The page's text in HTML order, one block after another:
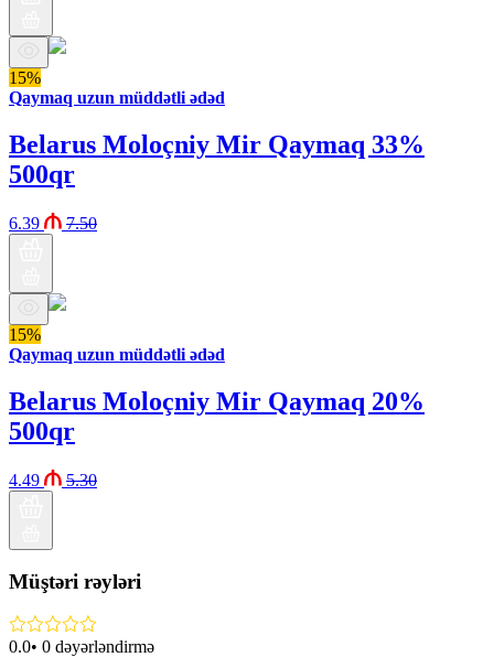
15%
Qaymaq uzun müddətli ədəd
Belarus Moloçniy Mir Qaymaq 33%
500qr
6.39 7.50
15%
Qaymaq uzun müddətli ədəd
Belarus Moloçniy Mir Qaymaq 20%
500qr
4.49 5.30
Müştəri rəyləri
0.0• 0 dəyərləndirmə